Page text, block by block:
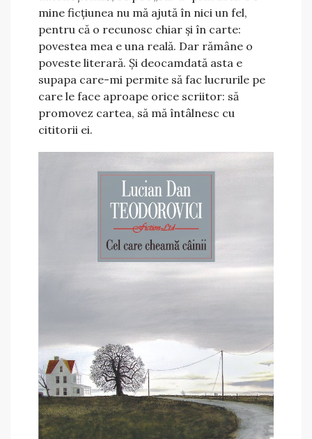
mine ficțiunea nu mă ajută în nici un fel,
pentru că o recunosc chiar și în carte:
povestea mea e una reală. Dar rămâne o
poveste literară. Și deocamdată asta e
supapa care-mi permite să fac lucrurile pe
care le face aproape orice scriitor: să
promovez cartea, să mă întâlnesc cu
cititorii ei.